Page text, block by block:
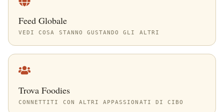
Feed Globale
VEDI COSA STANNO GUSTANDO GLI ALTRI
Trova Foodies
CONNETTITI CON ALTRI APPASSIONATI DI CIBO